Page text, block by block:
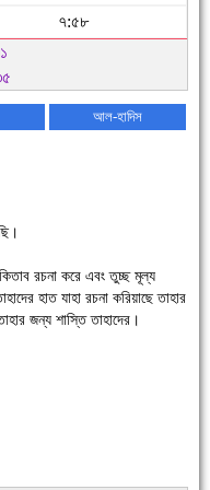
৭:৫৮
আল-হাদিস
রচনা করে এবং তুচ্ছ মূল্য
হাত যাহা রচনা করিয়াছে তাহার
জন্য শাস্তি তাহাদের।